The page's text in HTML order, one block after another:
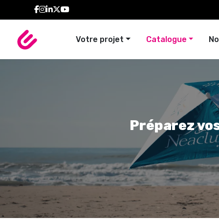
Votre projet
Catalogue
TENTES
PERSONNALISÉES
ARCHES
Préparez